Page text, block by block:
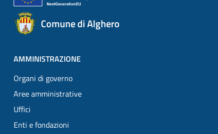
Comune di Alghero
AMMINISTRAZIONE
Organi di governo
Aree amministrative
Uffici
Enti e fondazioni